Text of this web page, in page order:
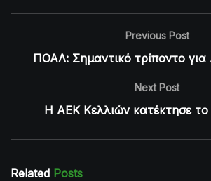
Previous Post
ΠΟΑΛ: Σημαντικό τρίποντο
Next Post
Η ΑΕΚ Κελλιών κατέκτησε
Related Posts